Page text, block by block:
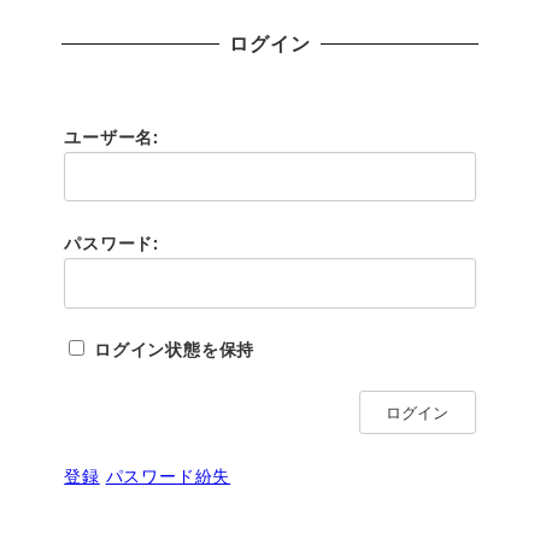
ログイン
ユーザー名:
パスワード:
ログイン状態を保持
ログイン
登録 パスワード紛失